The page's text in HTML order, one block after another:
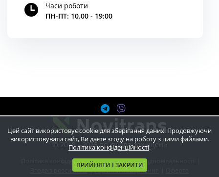
Часи роботи
ПН-ПТ: 10.00 - 19:00
© 2018 - 2025 всі права захищені!
Політика конфіденційності|Відмова від відповідальності
Згода з розсилкою|Гарантія повернення
Цей сайт використовує cookie для зберігання даних. Продовжуючи
використовувати сайт, Ви даєте згоду на роботу з цими файлами.
Політика конфіденційності.
ПРИЙНЯТИ І ЗАКРИТИ